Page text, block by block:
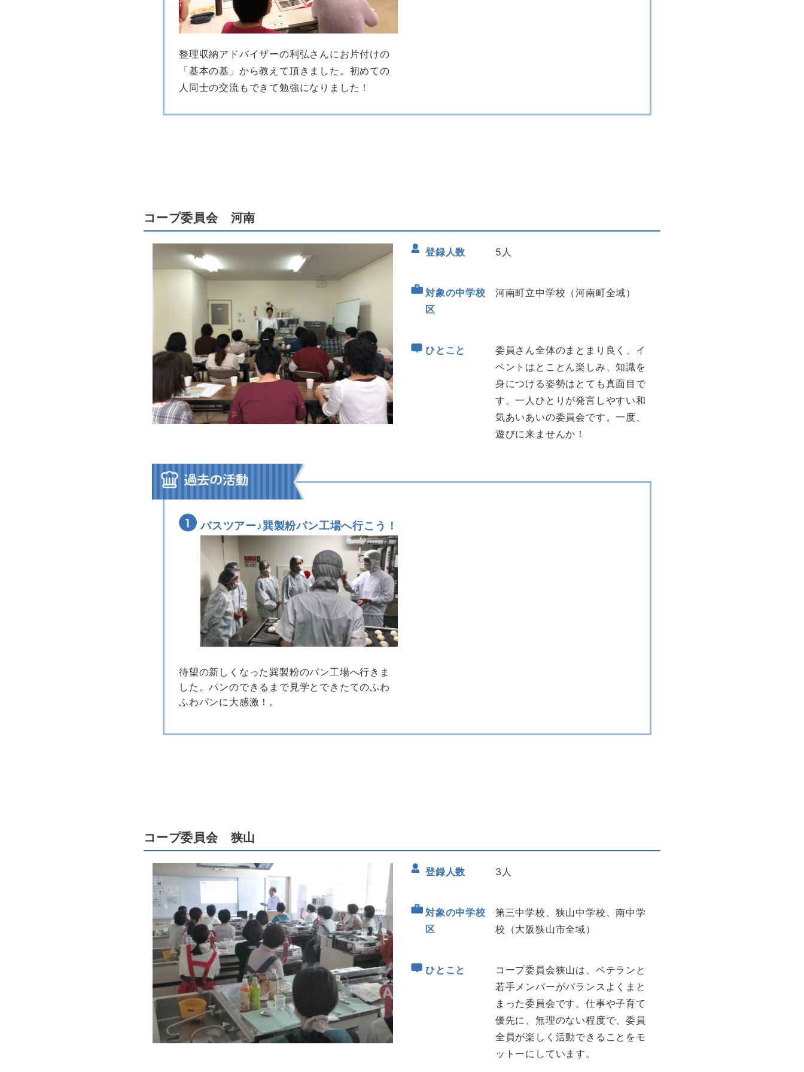
整理収納アドバイザーの利弘さんにお片付けの
「基本の基」から教えて頂きました。初めての
人同士の交流もできて勉強になりました！
コープ委員会 河南
登録人数 5人
対象の中学校
区
河南町立中学校（河南町全域）
ひとこと
委員さん全体のまとまり良く、イ
ベントはとことん楽しみ、知識を
身につける姿勢はとても真面目で
す。一人ひとりが発言しやすい和
気あいあいの委員会です。一度、
遊びに来ませんか！
バスツアー♪巽製粉パン工場へ行こう！
待望の新しくなった巽製粉のパン工場へ行きま
した。パンのできるまで見学とできたてのふわ
ふわパンに大感激！。
コープ委員会 狭山
登録人数 3人
対象の中学校
区
第三中学校、狭山中学校、南中学
校（大阪狭山市全域）
ひとこと
コープ委員会狭山は、ベテランと
若手メンバーがバランスよくまと
まった委員会です。仕事や子育て
優先に、無理のない程度で、委員
全員が楽しく活動できることをモ
ットーにしています。